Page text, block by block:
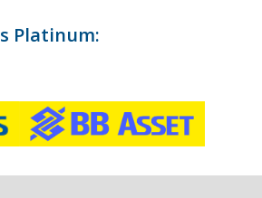
Platinum: